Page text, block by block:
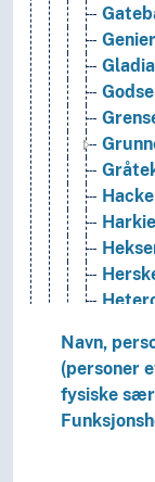
Genier
Navn,
(personer
fysiske